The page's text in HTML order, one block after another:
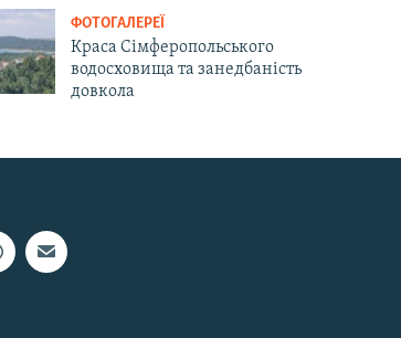
ФОТОГАЛЕРЕЇ
Краса Сімферопольського
водосховища та занедбаність
довкола